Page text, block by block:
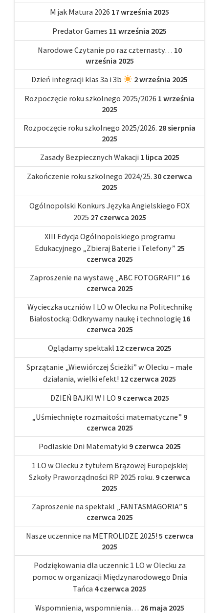
M jak Matura 2026 17 września 2025
Predator Games 11 września 2025
Narodowe Czytanie po raz czternasty… 10
września 2025
Dzień integracji klas 3a i 3b
2 września 2025
Rozpoczęcie roku szkolnego 2025/2026 1 września
2025
Rozpoczęcie roku szkolnego 2025/2026. 28 sierpnia
2025
Zasady Bezpiecznych Wakacji 1 lipca 2025
Zakończenie roku szkolnego 2024/25. 30 czerwca
2025
Ogólnopolski Konkurs Języka Angielskiego FOX
2025 27 czerwca 2025
XIII Edycja Ogólnopolskiego programu
Edukacyjnego „Zbieraj Baterie i Telefony” 25
czerwca 2025
Zaproszenie na wystawę „ABC FOTOGRAFII” 16
czerwca 2025
Wycieczka uczniów I LO w Olecku na Politechnikę
Białostocką: Odkrywamy naukę i technologię 16
czerwca 2025
Oglądamy spektakl 12 czerwca 2025
Sprzątanie „Wiewiórczej Ścieżki” w Olecku – małe
działania, wielki efekt! 12 czerwca 2025
DZIEŃ BAJKI W I LO 9 czerwca 2025
„Uśmiechnięte rozmaitości matematyczne” 9
czerwca 2025
Podlaskie Dni Matematyki 9 czerwca 2025
1 LO w Olecku z tytułem Brązowej Europejskiej
Szkoły Praworządności RP 2025 roku. 9 czerwca
2025
Zaproszenie na spektakl „FANTASMAGORIA” 5
czerwca 2025
Nasze uczennice na METROLIDZE 2025! 5 czerwca
2025
Podziękowania dla uczennic 1 LO w Olecku za
pomoc w organizacji Międzynarodowego Dnia
Tańca 4 czerwca 2025
Wspomnienia, wspomnienia… 26 maja 2025